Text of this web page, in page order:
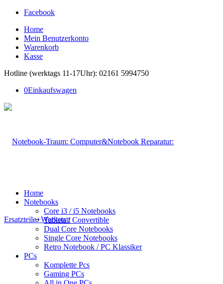
Facebook
Home
Mein Benutzerkonto
Warenkorb
Kasse
Hotline (werktags 11-17Uhr): 02161 5994750
0Einkaufswagen
Home
Notebooks
Core i3 / i5 Notebooks
Tablets / Convertible
Dual Core Notebooks
Single Core Notebooks
Retro Notebook / PC Klassiker
PCs
Komplette Pcs
Gaming PCs